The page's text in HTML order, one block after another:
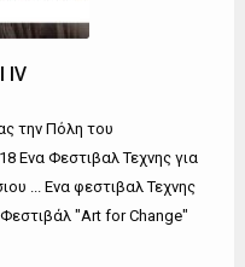
IV
την Πόλη του
Ενα Φεστιβαλ Τεχνης για
... Ενα φεστιβαλ Τεχνης
"Art for Change"